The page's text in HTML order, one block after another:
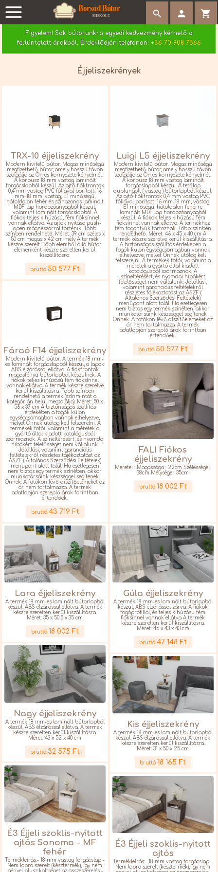
search  
Figyelem! Sok bútorunkra egyedi kedvezmény kérhető a
feltüntetett árakból. Érdeklődjön telefonon: +36 70 908 7566
Éjjeliszekrények
TRX-10 éjjeliszekrény
Modern kivitelű bútor. Magas minőségű
megfizethető bútor, amely hosszú távon
szolgálja az Ön és környezete kényelmét.
A korpusz 18 mm vastag laminált
forgácslapból készül. Az ajtó-fiókfrontok
0,4 mm vastag PVC fóliával borított, 16
mm-18 mm, vastag, E1 minőségű,
hátoldalon fehér, és színazonos laminált
MDF lap hordozóanyagból készül,
valamint laminált forgácslapból. A
fiókok teljes kihúzású, fém fióksínnel
vannak ellátva. Az ajtók nyitása push-
open mágneszárral történik. Több
színben rendelhető. Méret: 39 cm széles x
50 cm magas x 42 cm mély A termék
készre szerelt. Több elemből álló bútor
elemenként készre szerelten kerül
kiszállításra.
Részletek
bruttó 50 577 Ft
Luigi L5 éjjeliszekrény
Modern kivitelű bútor. Magas minőségű
megfizethető bútor, amely hosszú távon
szolgálja az Ön és környezete kényelmét.
A korpusz 18 mm vastag laminált
forgácslapból készül. A tetőlap
duplungolt ( vastag ) bútorlapból készül.
Az ajtó-fiókfrontok 0,4 mm vastag PVC
fóliával borított, 16 mm-18 mm, vastag,
E1 minőségű, hátoldalon fehérre
laminált MDF lap hordozóanyagból
készül. A fiókok teljes kihúzású fém
fióksínnel vannak ellátva. A termékhez
fém fogantyúk tartoznak. Több színben
rendelhető. Méret: 46 x 45 x 40 cm A
termék készre szerelve kerül kiszállításra.
A biztonságos szállítás érdekében a
fogók külön egységcsomagban vannak
elhelyezve, melyet Önnek utólag kell
felszerelni. A termékek fotói, valamint a
méretek a gyártó által kiadott
katalógusból származnak. A
színeltérésért, és nyomdai hibákért
felelősséget nem vállalunk. Jótállási,
valamint garanciális feltételekről
részletes tájékoztatást az ÁSZF (
Általános Szerződési Feltételek)
menüpont alatt talál. Ha esetlegesen
nem biztos egy termék színében, akkor
munkatársaink készséggel segítenek
Önnek. A fotókon lévő díszítőelemeket az
ár nem tartalmazza. A termék
adatlapján szereplő árak forintban
értendőek.
Részletek
bruttó 50 577 Ft
Fáraó F14 éjjeliszekrény
Modern kivitelű bútor. A termék 18 mm-
es laminált forgácslapból készül, a lapok
ABS élzárással ellátva. A fiókfrontok
magasfényű bútorlapból készülnek. A
fiókok teljes kihúzású fém fióksínnel
vannak ellátva. A termék készre szerelve
kerül kiszállításra. Több színben
rendelhető a termék (színmintát a
kategórián belül megtalálja). Méret: 50 x
56 x 37 cm A biztonságos szállítás
érdekében a fogók külön
egységcsomagban vannak elhelyezve,
melyet Önnek utólag kell felszerelni. A
termékek fotói, valamint a méretek a
gyártó által kiadott katalógusból
származnak. A színeltérésért, és nyomdai
hibákért felelősséget nem vállalunk.
Jótállási, valamint garanciális
feltételekről részletes tájékoztatást az
ÁSZF ( Általános Szerződési Feltételek)
menüpont alatt talál. Ha esetlegesen
nem biztos egy termék színében, akkor
munkatársaink készséggel segítenek
Önnek. A fotókon lévő díszítőelemeket az
ár nem tartalmazza. A termék
adatlapján szereplő árak forintban
értendőek.
Részletek
bruttó 43 719 Ft
FALI Fiókos
éjjeliszekrény
Méretei : Magassága : 22cm Szélessége :
38cm Mélysége : 35cm
Részletek
bruttó 18 002 Ft
Lara éjjeliszekrény
A termék 18 mm-es laminált bútorlapból
készül, ABS élzárással ellátva. A termék
készre szerelten kerül kiszállításra.
Méret: 35 x 50,5 x 35 cm
Részletek
bruttó 18 002 Ft
Gúla éjjeliszekrény
A termék 18 mm-es laminált bútorlapból
készül, ABS élzárással zárva. A fiókok
fogóprofillal, és teljes kihúzású fém
fióksínnel vannak ellátva A termék
készre szerelten kerül kiszállításra.
Méret: 45 x 43 x 43 cm
Részletek
bruttó 47 148 Ft
Nagy éjjeliszekrény
A termék 18 mm-es laminált bútorlapból
készül, ABS élzárással ellátva. A termék
készre szerelten kerül kiszállításra.
Méret: 43 x 52 x 40 cm
Részletek
bruttó 32 575 Ft
Kis éjjeliszekrény
A termék 18 mm-es laminált bútorlapból
készül, ABS élzárással ellátva. A termék
készre szerelten kerül kiszállításra.
Méret: 31 x 50 x 25 cm
Részletek
bruttó 18 165 Ft
É3 Éjjeli szoklis-nyitott
ajtós Sonoma - MF
fehér
Termékleírás:- 18 mm vastag forgácslap -
Nem lapra szerelt (késztermék), így nem
igényel plusz költséget az összeszerelés -
É3 Éjjeli szoklis-nyitott
ajtós
Termékleírás:- 18 mm vastag forgácslap -
Nem lapra szerelt (késztermék), így nem